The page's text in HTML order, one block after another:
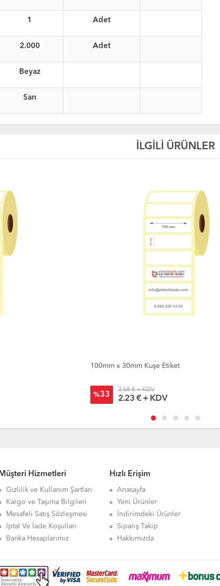
1 Adet
2.000 Adet
Beyaz
Sarı
İLGİLİ ÜRÜNLER
100mm x 30mm Kuşe Etiket
%33
2.68 € + KDV
2.23 € + KDV
Hizmetleri
Gizlilik ve Kullanım Şartları
Kargo ve Taşıma Bilgileri
Mesafeli Satış Sözleşmesi
İptal Ve İade Koşulları
Banka Hesaplarımız
Hızlı Erişim
Anasayfa
Yeni Ürünler
İndirimdeki Ürünler
Sipariş Takip
Hakkımızda